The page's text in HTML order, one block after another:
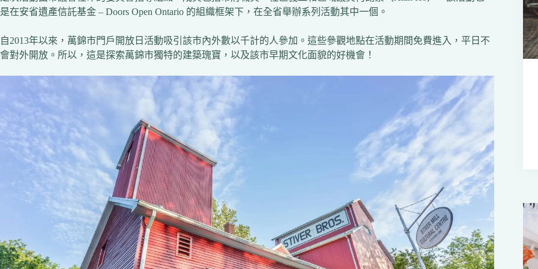
是在安省遺產信託基金 – Doors Open Ontario 的組織框架下，在全省舉辦系列活動其中一個。
自2013年以來，萬錦市門戶開放日活動吸引該市內外數以千計的人參加。這些參觀地點在活動期間免費進入，平日不
會對外開放。所以，這是探索萬錦市獨特的建築瑰寶，以及該市早期文化面貌的好機會！